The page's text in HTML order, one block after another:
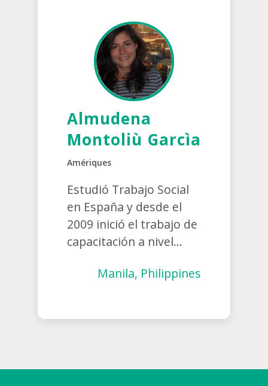
Almudena
Montoliù Garcìa
Amériques
Estudió Trabajo Social
en España y desde el
2009 inició el trabajo de
capacitación a nivel...
Manila, Philippines